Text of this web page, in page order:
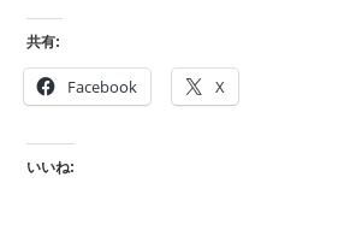
共有:
Facebook X
いいね: